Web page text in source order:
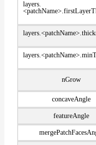
layers.
nGrow
concaveAngle
featureAngle